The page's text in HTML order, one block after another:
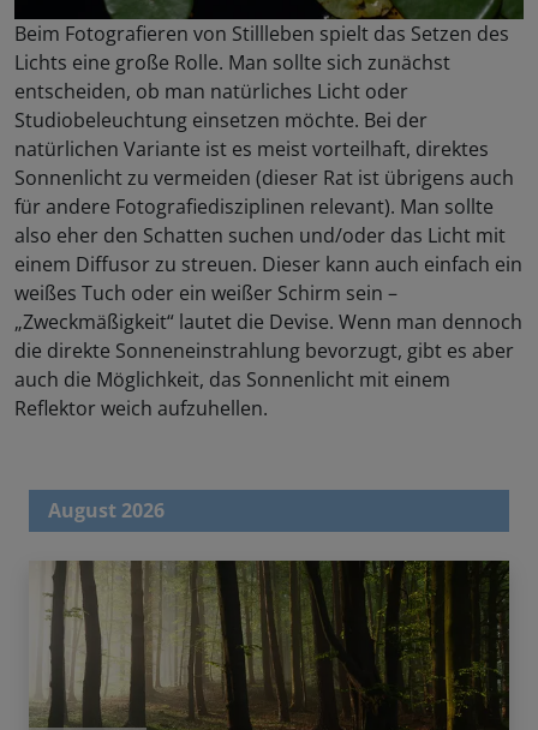
Beim Fotografieren von Stillleben spielt das Setzen des
Lichts eine große Rolle. Man sollte sich zunächst
entscheiden, ob man natürliches Licht oder
Studiobeleuchtung einsetzen möchte. Bei der
natürlichen Variante ist es meist vorteilhaft, direktes
Sonnenlicht zu vermeiden (dieser Rat ist übrigens auch
für andere Fotografiedisziplinen relevant). Man sollte
also eher den Schatten suchen und/oder das Licht mit
einem Diffusor zu streuen. Dieser kann auch einfach ein
weißes Tuch oder ein weißer Schirm sein –
„Zweckmäßigkeit“ lautet die Devise. Wenn man dennoch
die direkte Sonneneinstrahlung bevorzugt, gibt es aber
auch die Möglichkeit, das Sonnenlicht mit einem
Reflektor weich aufzuhellen.
August 2026